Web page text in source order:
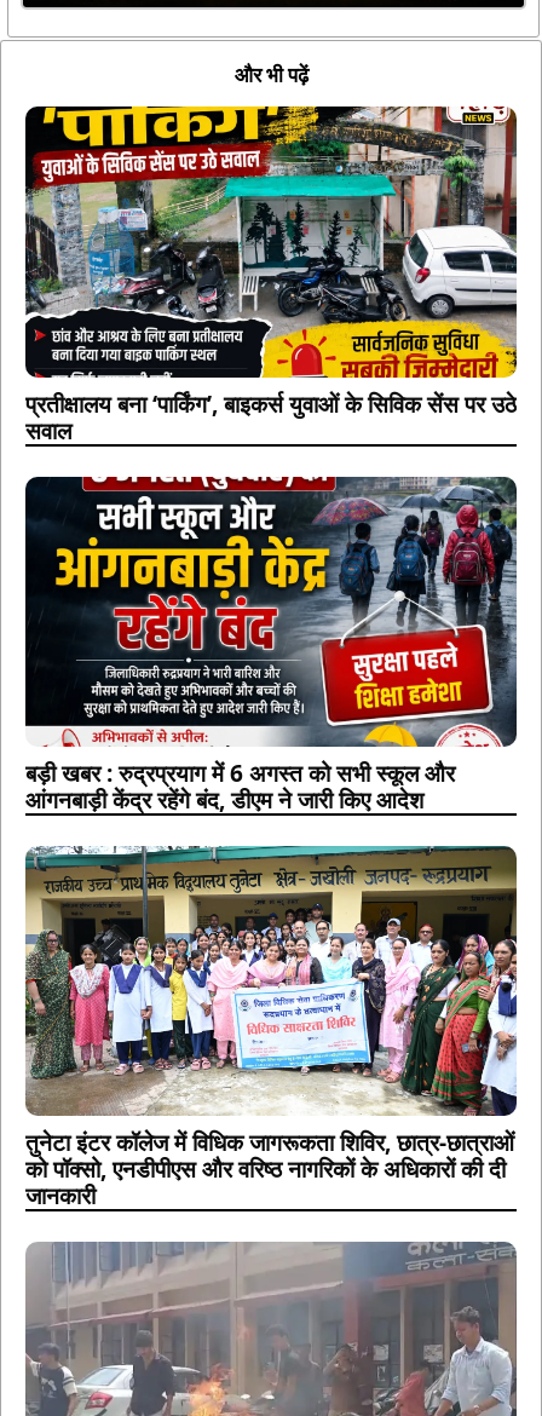
और भी पढ़ें
प्रतीक्षालय बना ‘पार्किंग’, बाइकर्स युवाओं के सिविक सेंस पर उठे
सवाल
बड़ी खबर : रुद्रप्रयाग में 6 अगस्त को सभी स्कूल और
आंगनबाड़ी केंद्र रहेंगे बंद, डीएम ने जारी किए आदेश
तुनेटा इंटर कॉलेज में विधिक जागरूकता शिविर, छात्र-छात्राओं
को पॉक्सो, एनडीपीएस और वरिष्ठ नागरिकों के अधिकारों की दी
जानकारी